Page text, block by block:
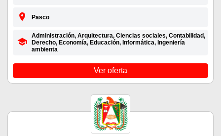
Pasco
Administración, Arquitectura, Ciencias sociales, Contabilidad,
Derecho, Economía, Educación, Informática, Ingeniería
ambienta
Ver oferta